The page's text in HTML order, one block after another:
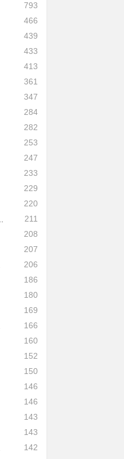
793
466
439
433
413
361
347
284
282
253
247
233
229
220
211
208
207
206
186
180
169
166
160
152
150
146
146
143
143
142